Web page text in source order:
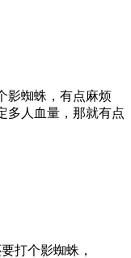
影蜘蛛，有点麻烦
多人血量，那就有点
打个影蜘蛛，